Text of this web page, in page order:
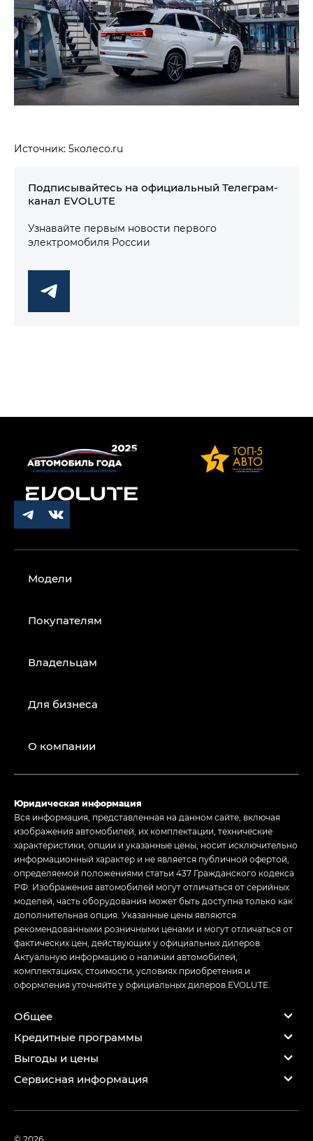
Источник: 5колесо.ru
Подписывайтесь на официальный Телеграм-
канал EVOLUTE
Узнавайте первым новости первого
электромобиля России
Модели
Покупателям
Владельцам
Для бизнеса
О компании
Юридическая информация
Вся информация, представленная на данном сайте, включая
изображения автомобилей, их комплектации, технические
характеристики, опции и указанные цены, носит исключительно
информационный характер и не является публичной офертой,
определяемой положениями статьи 437 Гражданского кодекса
РФ. Изображения автомобилей могут отличаться от серийных
моделей, часть оборудования может быть доступна только как
дополнительная опция. Указанные цены являются
рекомендованными розничными ценами и могут отличаться от
фактических цен, действующих у официальных дилеров.
Актуальную информацию о наличии автомобилей,
комплектациях, стоимости, условиях приобретения и
оформления уточняйте у официальных дилеров EVOLUTE.
Общее
Кредитные программы
Выгоды и цены
Сервисная информация